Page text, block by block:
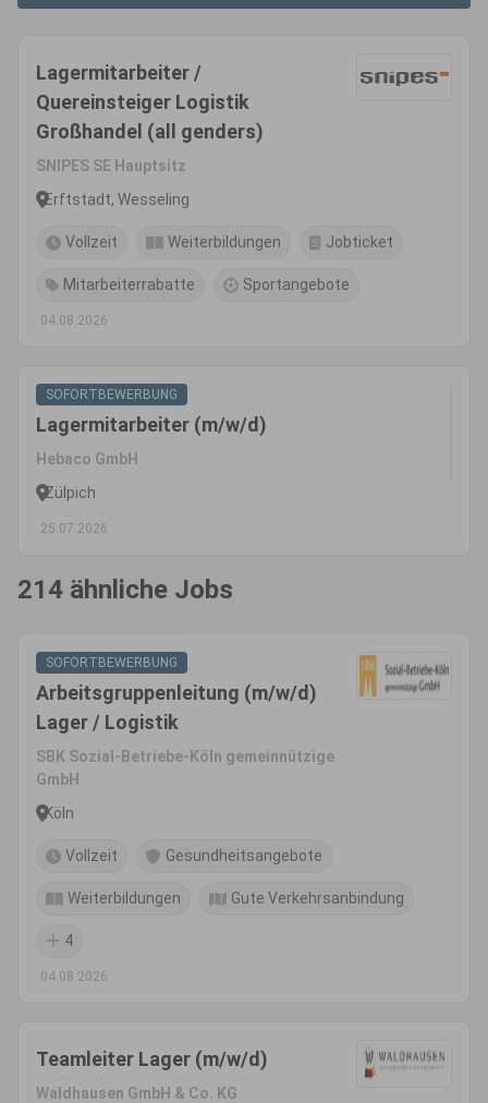
Lagermitarbeiter /
Quereinsteiger Logistik
Großhandel (all genders)
SNIPES SE Hauptsitz
Erftstadt, Wesseling
Vollzeit Weiterbildungen Jobticket
Mitarbeiterrabatte Sportangebote
04.08.2026
SOFORTBEWERBUNG
Lagermitarbeiter (m/w/d)
Hebaco GmbH
Zülpich
25.07.2026
214 ähnliche Jobs
SOFORTBEWERBUNG
Arbeitsgruppenleitung (m/w/d)
Lager / Logistik
SBK Sozial-Betriebe-Köln gemeinnützige
GmbH
Köln
Vollzeit Gesundheitsangebote
Weiterbildungen Gute Verkehrsanbindung
4
04.08.2026
Teamleiter Lager (m/w/d)
Waldhausen GmbH & Co. KG